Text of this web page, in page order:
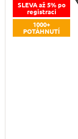
SLEVA až 5% po
registraci
1000+
POTÁHNUTÍ